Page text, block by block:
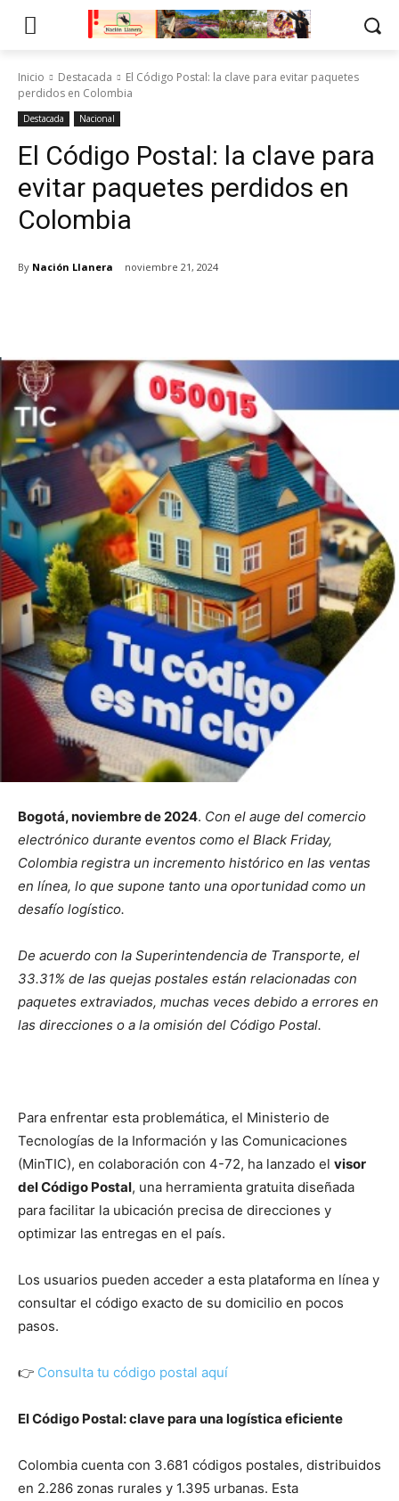
Inicio Destacada
El Código Postal: la clave para evitar paquetes
perdidos en Colombia
Destacada Nacional
El Código Postal: la clave para
evitar paquetes perdidos en
Colombia
By Nación Llanera noviembre 21, 2024
Bogotá, noviembre de 2024. Con el auge del comercio
electrónico durante eventos como el Black Friday,
Colombia registra un incremento histórico en las ventas
en línea, lo que supone tanto una oportunidad como un
desafío logístico.
De acuerdo con la Superintendencia de Transporte, el
33.31% de las quejas postales están relacionadas con
paquetes extraviados, muchas veces debido a errores en
las direcciones o a la omisión del Código Postal.
Para enfrentar esta problemática, el Ministerio de
Tecnologías de la Información y las Comunicaciones
(MinTIC), en colaboración con 4-72, ha lanzado el visor
del Código Postal, una herramienta gratuita diseñada
para facilitar la ubicación precisa de direcciones y
optimizar las entregas en el país.
Los usuarios pueden acceder a esta plataforma en línea y
consultar el código exacto de su domicilio en pocos
pasos.
👉 Consulta tu código postal aquí
El Código Postal: clave para una logística eficiente
Colombia cuenta con 3.681 códigos postales, distribuidos
en 2.286 zonas rurales y 1.395 urbanas. Esta